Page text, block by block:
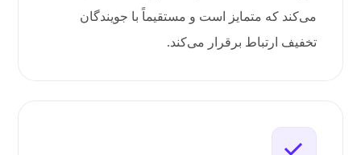
می‌کند که متمایز است و مستقیماً با جویندگان
تخفیف ارتباط برقرار می‌کند.